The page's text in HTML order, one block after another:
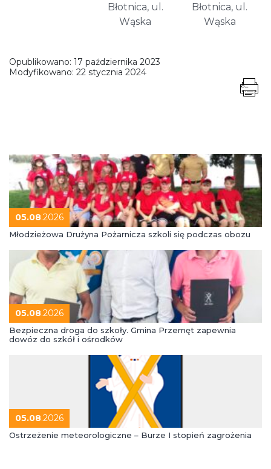
Błotnica, ul.
Wąska
Błotnica, ul.
Wąska
Opublikowano: 17 października 2023
Modyfikowano: 22 stycznia 2024
05.08.2026
Młodzieżowa Drużyna Pożarnicza szkoli się podczas obozu
05.08.2026
Bezpieczna droga do szkoły. Gmina Przemęt zapewnia
dowóz do szkół i ośrodków
05.08.2026
Ostrzeżenie meteorologiczne – Burze I stopień zagrożenia